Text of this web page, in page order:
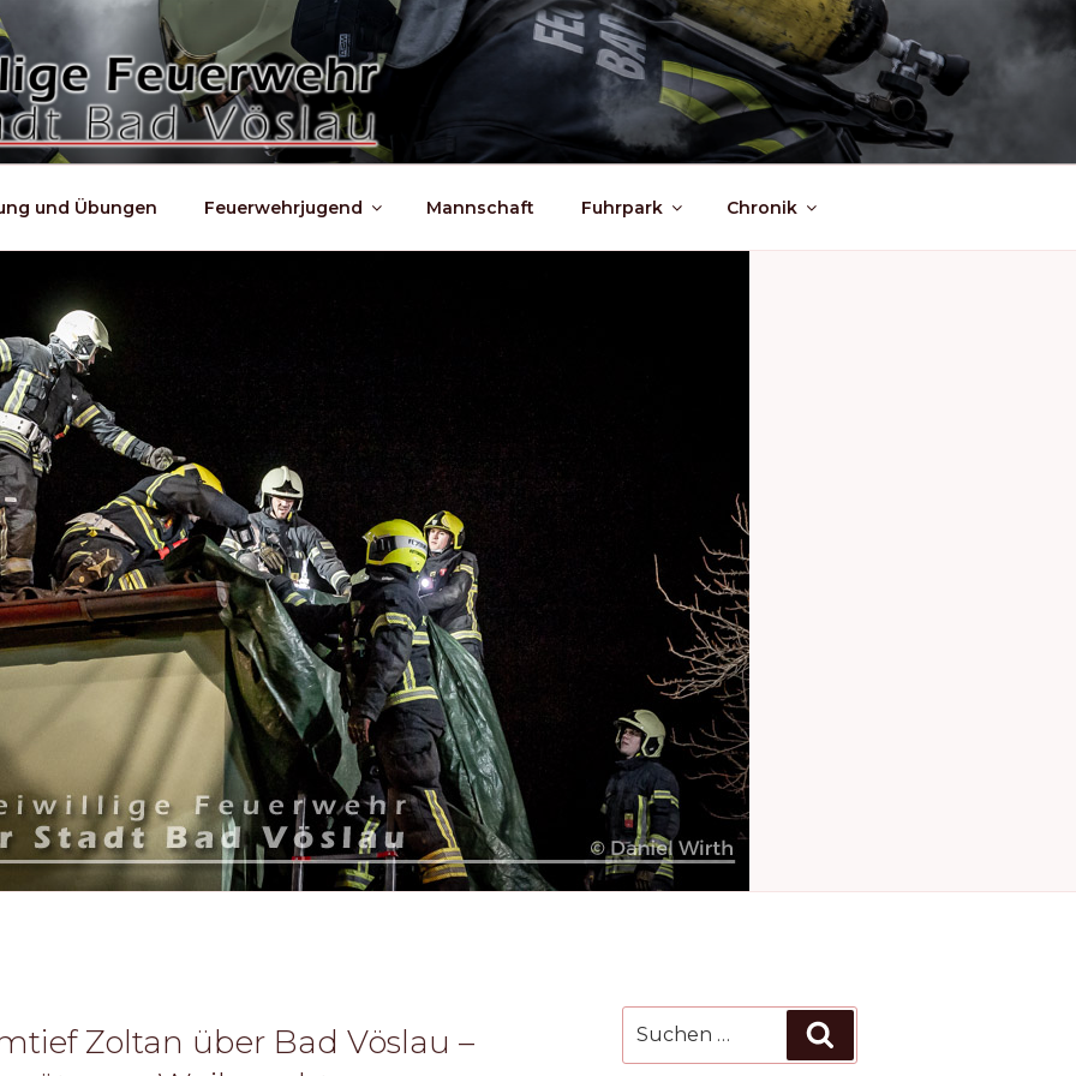
und Übungen Feuerwehrjugend Mannschaft Fuhrpark Chronik
Zoltan über Bad Vöslau –
nach: